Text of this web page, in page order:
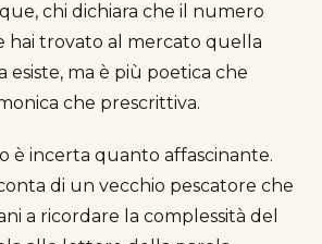
chi dichiara che il numero
hai trovato al mercato quella
esiste, ma è più poetica che
che prescrittiva.
è incerta quanto affascinante.
di un vecchio pescatore che
a ricordare la complessità del